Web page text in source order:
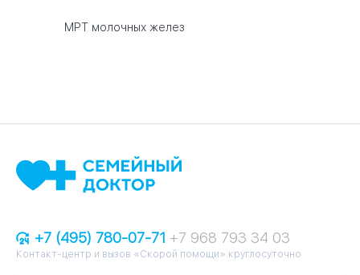
МРТ молочных желез
+7 (495) 780-07-71 +7 968 793 34 03
Контакт-центр и вызов «Скорой помощи» круглосуточно